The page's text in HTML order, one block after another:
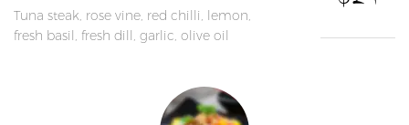
Tuna steak, rose vine, red chilli, lemon,
fresh basil, fresh dill, garlic, olive oil